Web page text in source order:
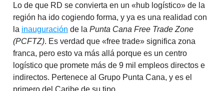
Lo de que RD se convierta en un «hub logístico» de la
región ha ido cogiendo forma, y ya es una realidad con
la inauguración de la Punta Cana Free Trade Zone
(PCFTZ). Es verdad que «free trade» significa zona
franca, pero esto va más allá porque es un centro
logístico que promete más de 9 mil empleos directos e
indirectos. Pertenece al Grupo Punta Cana, y es el
primero del Caribe de su tipo.